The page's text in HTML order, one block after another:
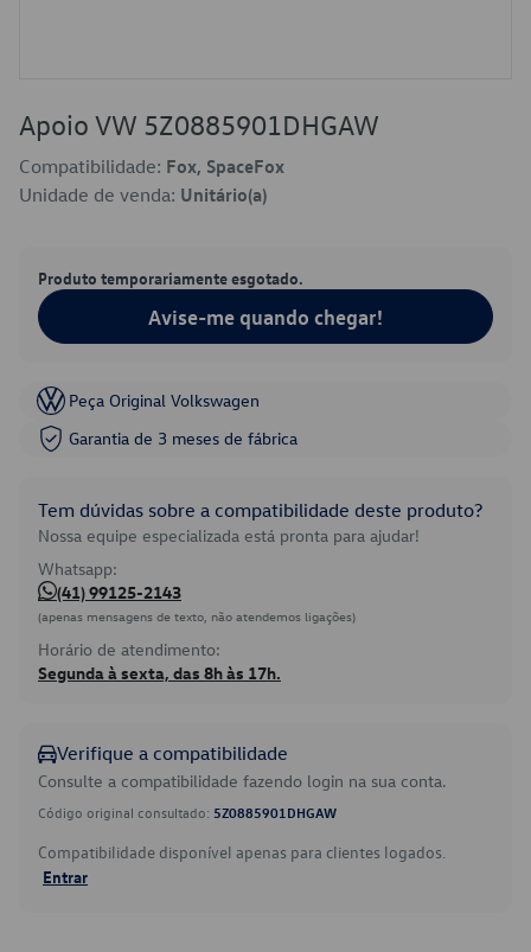
Apoio VW 5Z0885901DHGAW
Compatibilidade: Fox, SpaceFox
Unidade de venda: Unitário(a)
Produto temporariamente esgotado.
Avise-me quando chegar!
Peça Original Volkswagen
Garantia de 3 meses de fábrica
Tem dúvidas sobre a compatibilidade deste produto?
Nossa equipe especializada está pronta para ajudar!
Whatsapp:
(41) 99125-2143
(apenas mensagens de texto, não atendemos ligações)
Horário de atendimento:
Segunda à sexta, das 8h às 17h.
Verifique a compatibilidade
Consulte a compatibilidade fazendo login na sua conta.
Código original consultado: 5Z0885901DHGAW
Compatibilidade disponível apenas para clientes logados.
Entrar